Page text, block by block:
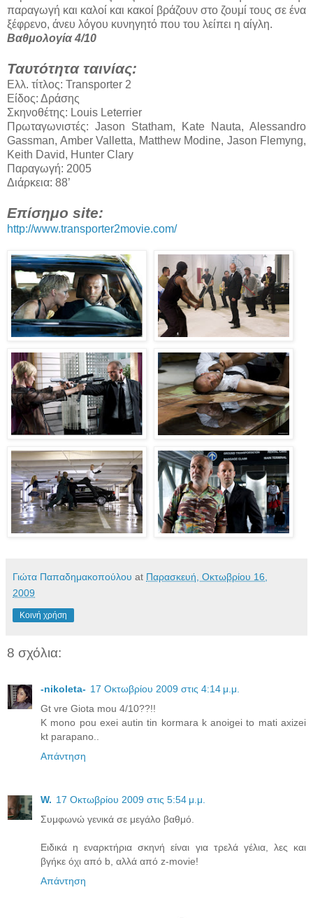
παραγωγή και καλοί και κακοί βράζουν στο ζουμί τους σε ένα
ξέφρενο, άνευ λόγου κυνηγητό που του λείπει η αίγλη.
Βαθμολογία 4/10
Ταυτότητα ταινίας:
Ελλ. τίτλος: Transporter 2
Είδος: Δράσης
Σκηνοθέτης: Louis Leterrier
Πρωταγωνιστές: Jason Statham, Kate Nauta, Alessandro
Gassman, Amber Valletta, Matthew Modine, Jason Flemyng,
Keith David, Hunter Clary
Παραγωγή: 2005
Διάρκεια: 88’
Επίσημο site:
http://www.transporter2movie.com/
Γιώτα Παπαδημακοπούλου at Παρασκευή, Οκτωβρίου 16,
2009
Κοινή χρήση
8 σχόλια:
-nikoleta- 17 Οκτωβρίου 2009 στις 4:14 μ.μ.
Gt vre Giota mou 4/10??!!
K mono pou exei autin tin kormara k anoigei to mati axizei
kt parapano..
Απάντηση
W. 17 Οκτωβρίου 2009 στις 5:54 μ.μ.
Συμφωνώ γενικά σε μεγάλο βαθμό.
Ειδικά η εναρκτήρια σκηνή είναι για τρελά γέλια, λες και
βγήκε όχι από b, αλλά από z-movie!
Απάντηση